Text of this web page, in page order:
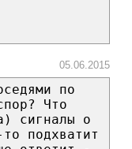
05.06.2015
по
Что
сигналы о
подхватит